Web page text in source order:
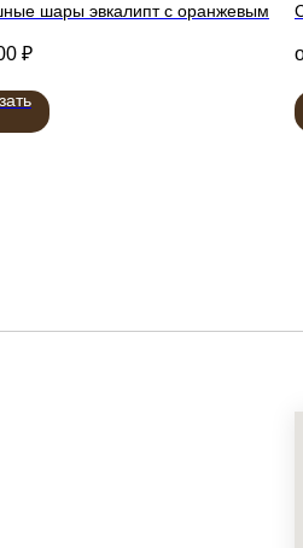
шары эвкалипт с оранжевым
₽